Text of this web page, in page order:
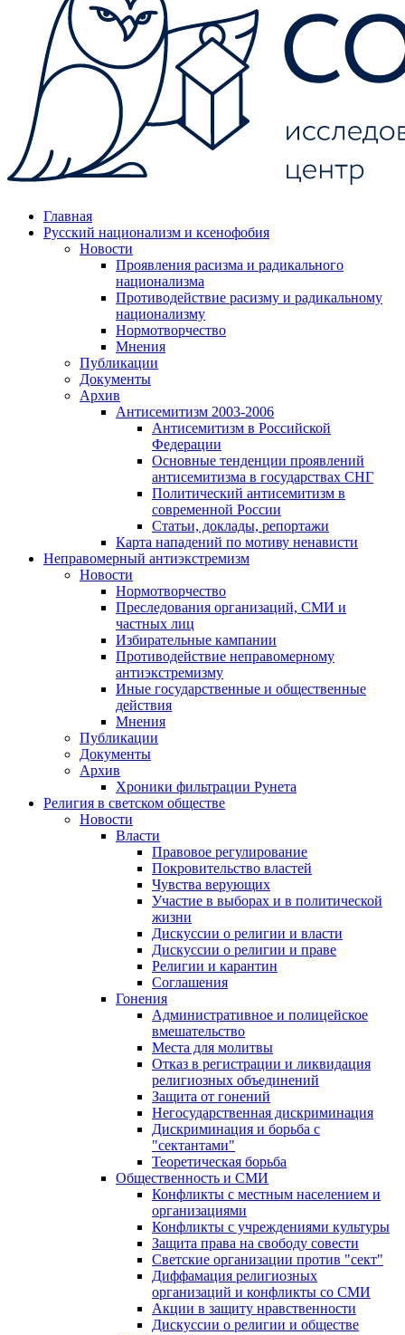
Главная
Русский национализм и ксенофобия
Новости
Проявления расизма и радикального
национализма
Противодействие расизму и радикальному
национализму
Нормотворчество
Мнения
Публикации
Документы
Архив
Антисемитизм 2003-2006
Антисемитизм в Российской
Федерации
Основные тенденции проявлений
антисемитизма в государствах СНГ
Политический антисемитизм в
современной России
Статьи, доклады, репортажи
Карта нападений по мотиву ненависти
Неправомерный антиэкстремизм
Новости
Нормотворчество
Преследования организаций, СМИ и
частных лиц
Избирательные кампании
Противодействие неправомерному
антиэкстремизму
Иные государственные и общественные
действия
Мнения
Публикации
Документы
Архив
Хроники фильтрации Рунета
Религия в светском обществе
Новости
Власти
Правовое регулирование
Покровительство властей
Чувства верующих
Участие в выборах и в политической
жизни
Дискуссии о религии и власти
Дискуссии о религии и праве
Религии и карантин
Соглашения
Гонения
Административное и полицейское
вмешательство
Места для молитвы
Отказ в регистрации и ликвидация
религиозных объединений
Защита от гонений
Негосударственная дискриминация
Дискриминация и борьба с
"сектантами"
Теоретическая борьба
Общественность и СМИ
Конфликты с местным населением и
организациями
Конфликты с учреждениями культуры
Защита права на свободу совести
Светские организации против "сект"
Диффамация религиозных
организаций и конфликты со СМИ
Акции в защиту нравственности
Дискуссии о религии и обществе